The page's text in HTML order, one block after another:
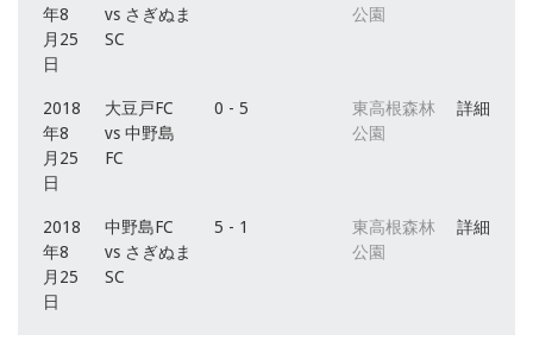
年8
月25
日
vs さぎぬま
SC
公園
2018
年8
月25
日
大豆戸FC
vs 中野島
FC
0 - 5
東高根森林
公園
詳細
2018
年8
月25
日
中野島FC
vs さぎぬま
SC
5 - 1
東高根森林
公園
詳細